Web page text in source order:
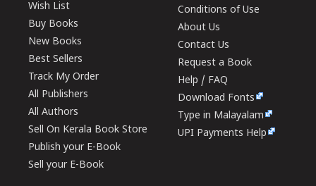
Wish List
Buy Books
New Books
Best Sellers
Track My Order
All Publishers
All Authors
Sell On Kerala Book Store
Publish your E-Book
Sell your E-Book
Conditions of Use
About Us
Contact Us
Request a Book
Help / FAQ
Download Fonts
Type in Malayalam
UPI Payments Help